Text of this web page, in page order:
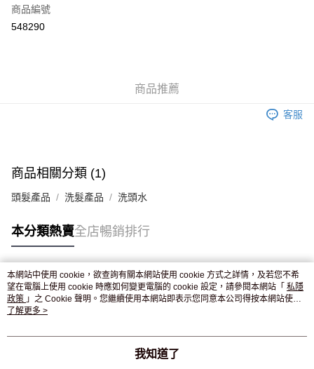
Apple Pay
付款後門市自取，訂單確認後2-4個工作天到店，7天內取。逾期後
商品編號
548290
商品推薦
客服
商品相關分類 (1)
頭髮產品 洗髮產品 洗頭水
本分類熱賣全店暢銷排行
熱門標籤
熱銷排行
本網站中使用 cookie，欲查詢有關本網站使用 cookie 方式之詳情，及若您不希
望在電腦上使用 cookie 時應如何變更電腦的 cookie 設定，請參閱本網站「 私隱
政策 」之 Cookie 聲明。您繼續使用本網站即表示您同意本公司得按本網站使用
條款之 Cookie 聲明使用 cookie。
了解更多 >
我知道了